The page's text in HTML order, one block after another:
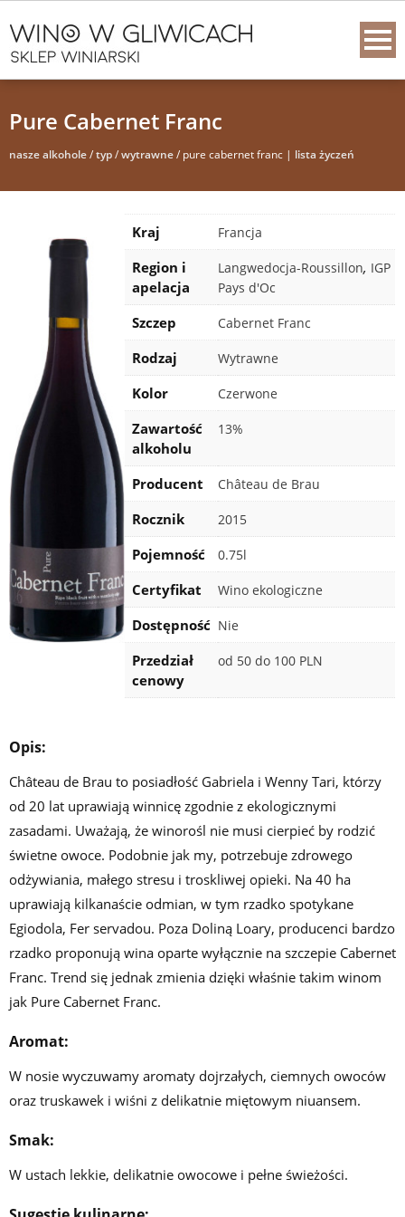
Pure Cabernet Franc
nasze alkohole/typ/wytrawne/ pure cabernet franc | lista życzeń
Kraj Francja
Region i
apelacja
Langwedocja-Roussillon, IGP
Pays d'Oc
Szczep Cabernet Franc
Rodzaj Wytrawne
Kolor Czerwone
Zawartość
alkoholu
13%
Producent Château de Brau
Rocznik 2015
Pojemność 0.75l
Certyfikat Wino ekologiczne
Dostępność Nie
Przedział
cenowy
od 50 do 100 PLN
Opis:
Château de Brau to posiadłość Gabriela i Wenny Tari, którzy
od 20 lat uprawiają winnicę zgodnie z ekologicznymi
zasadami. Uważają, że winorośl nie musi cierpieć by rodzić
świetne owoce. Podobnie jak my, potrzebuje zdrowego
odżywiania, małego stresu i troskliwej opieki. Na 40 ha
uprawiają kilkanaście odmian, w tym rzadko spotykane
Egiodola, Fer servadou. Poza Doliną Loary, producenci bardzo
rzadko proponują wina oparte wyłącznie na szczepie Cabernet
Franc. Trend się jednak zmienia dzięki właśnie takim winom
jak Pure Cabernet Franc.
Aromat:
W nosie wyczuwamy aromaty dojrzałych, ciemnych owoców
oraz truskawek i wiśni z delikatnie miętowym niuansem.
Smak:
W ustach lekkie, delikatnie owocowe i pełne świeżości.